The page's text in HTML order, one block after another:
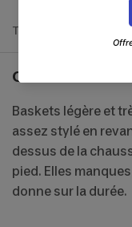
Tes
Confortables
Baskets légère et
assez stylé en
dessus de la
pied. Elles
donne sur la durée.